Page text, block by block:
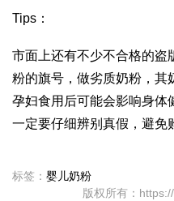
Tips：
市面上还有不少不合格的盗
粉的旗号，做劣质奶粉，其
孕妇食用后可能会影响身体
一定要仔细辨别真假，避免
标签： 婴儿奶粉
版权所有：